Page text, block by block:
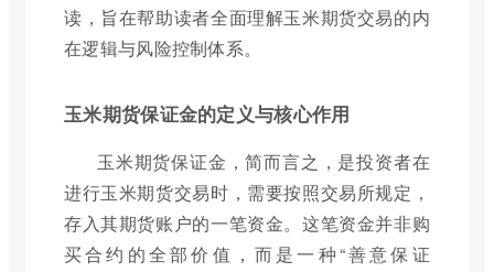
读，旨在帮助读者全面理解玉米期货交易的内
在逻辑与风险控制体系。
玉米期货保证金的定义与核心作用
玉米期货保证金，简而言之，是投资者在
进行玉米期货交易时，需要按照交易所规定，
存入其期货账户的一笔资金。这笔资金并非购
买合约的全部价值，而是一种“善意保证